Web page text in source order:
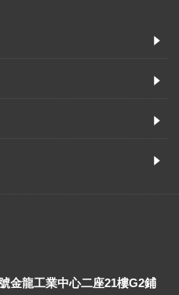
金龍工業中心二座21樓G2鋪